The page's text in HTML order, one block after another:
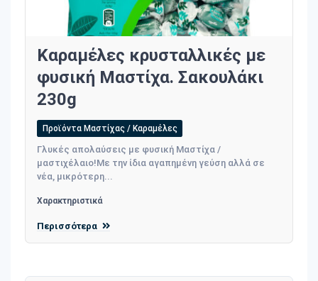
Καραμέλες κρυσταλλικές με
φυσική Μαστίχα. Σακουλάκι
230g
Προϊόντα Μαστίχας / Καραμέλες
Γλυκές απολαύσεις με φυσική Μαστίχα /
μαστιχέλαιο!Με την ίδια αγαπημένη γεύση αλλά σε
νέα, μικρότερη...
Χαρακτηριστικά
Περισσότερα